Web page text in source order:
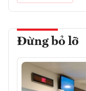
Đừng bỏ lỡ